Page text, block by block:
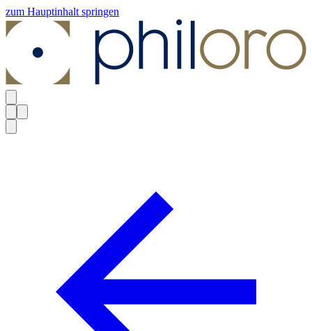
zum Hauptinhalt springen